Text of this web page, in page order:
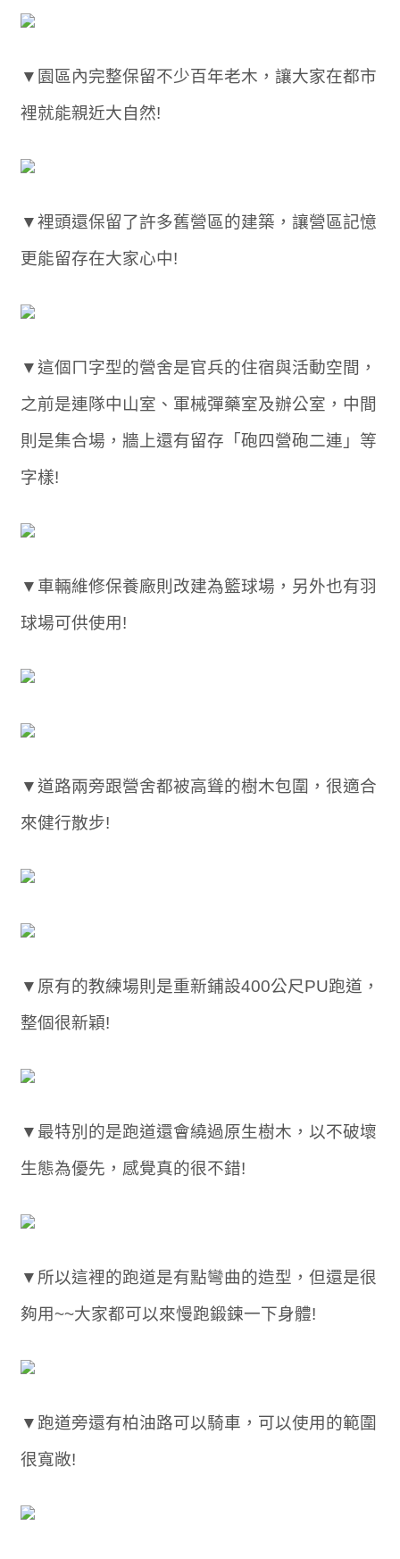
▼園區內完整保留不少百年老木，讓大家在都市
裡就能親近大自然!
▼裡頭還保留了許多舊營區的建築，讓營區記憶
更能留存在大家心中!
▼這個ㄇ字型的營舍是官兵的住宿與活動空間，
之前是連隊中山室、軍械彈藥室及辦公室，中間
則是集合場，牆上還有留存「砲四營砲二連」等
字樣!
▼車輛維修保養廠則改建為籃球場，另外也有羽
球場可供使用!
▼道路兩旁跟營舍都被高聳的樹木包圍，很適合
來健行散步!
▼原有的教練場則是重新鋪設400公尺PU跑道，
整個很新穎!
▼最特別的是跑道還會繞過原生樹木，以不破壞
生態為優先，感覺真的很不錯!
▼所以這裡的跑道是有點彎曲的造型，但還是很
夠用~~大家都可以來慢跑鍛鍊一下身體!
▼跑道旁還有柏油路可以騎車，可以使用的範圍
很寬敞!